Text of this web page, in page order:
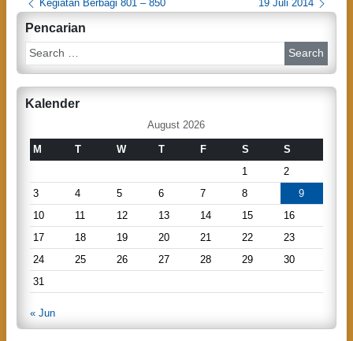
P
o
s
t
n
v
g
a
o
n
Kegiatan Berbagi 801 – 850 19 Juli 2014
Pencarian
S
e
cKalender
August 2026
M T W T F S
S
1
2
3
4 5 6 7 8
9
10
11 12 13 14 15
16
17
18 19 20 21 22
23
24
25 26 27 28 29
30
31
« Jun